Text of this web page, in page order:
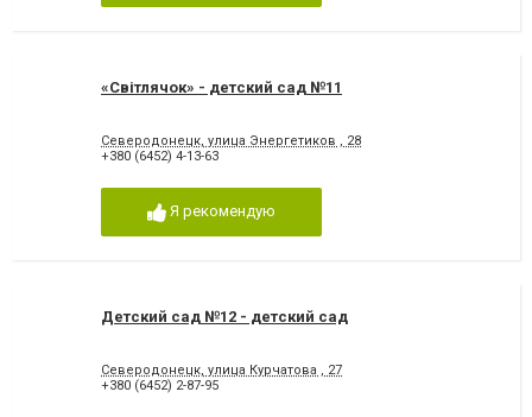
«Світлячок» - детский сад №11
Северодонецк, улица Энергетиков , 28
+380 (6452) 4-13-63
Я рекомендую
Детский сад №12 - детский сад
Северодонецк, улица Курчатова , 27
+380 (6452) 2-87-95